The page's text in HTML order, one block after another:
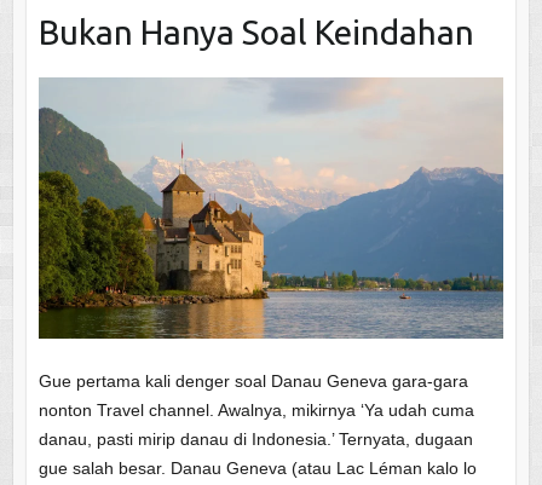
Bukan Hanya Soal Keindahan
Gue pertama kali denger soal Danau Geneva gara-gara
nonton Travel channel. Awalnya, mikirnya ‘Ya udah cuma
danau, pasti mirip danau di Indonesia.’ Ternyata, dugaan
gue salah besar. Danau Geneva (atau Lac Léman kalo lo